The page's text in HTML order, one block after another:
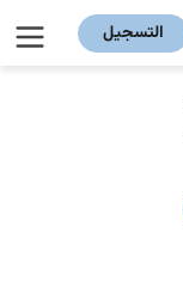
التسجيل